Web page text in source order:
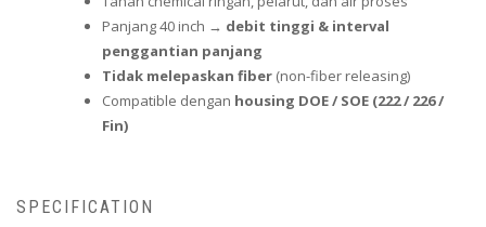
Panjang 40 inch → debit tinggi & interval
penggantian panjang
Tidak melepaskan fiber (non-fiber releasing)
Compatible dengan housing DOE / SOE (222 / 226 /
Fin)
SPECIFICATION